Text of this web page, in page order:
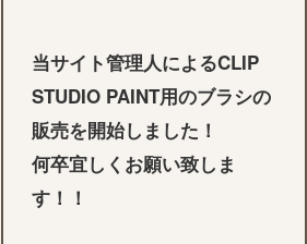
当サイト管理人によるCLIP
STUDIO PAINT用のブラシの
販売を開始しました！
何卒宜しくお願い致しま
す！！